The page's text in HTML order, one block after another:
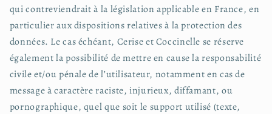
qui contreviendrait à la législation applicable en France, en
particulier aux dispositions relatives à la protection des
données. Le cas échéant, Cerise et Coccinelle se réserve
également la possibilité de mettre en cause la responsabilité
civile et/ou pénale de l’utilisateur, notamment en cas de
message à caractère raciste, injurieux, diffamant, ou
pornographique, quel que soit le support utilisé (texte,